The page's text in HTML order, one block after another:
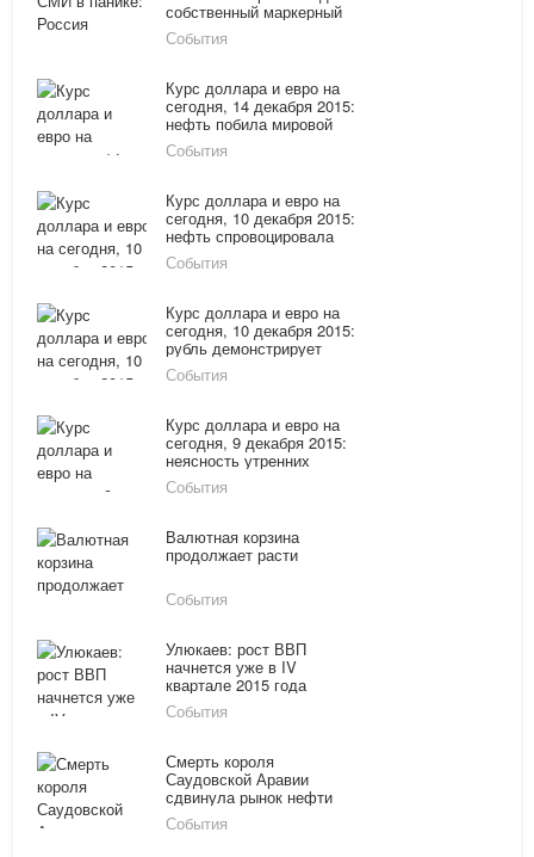
собственный маркерный
сорт нефти
События
Курс доллара и евро на
сегодня, 14 декабря 2015:
нефть побила мировой
антирекорд
События
Курс доллара и евро на
сегодня, 10 декабря 2015:
нефть спровоцировала
повышение стоимости
доллара и евро
События
Курс доллара и евро на
сегодня, 10 декабря 2015:
рубль демонстрирует
положительную динамику
События
Курс доллара и евро на
сегодня, 9 декабря 2015:
неясность утренних
торгов
События
Валютная корзина
продолжает расти
События
Улюкаев: рост ВВП
начнется уже в IV
квартале 2015 года
События
Смерть короля
Саудовской Аравии
сдвинула рынок нефти
События